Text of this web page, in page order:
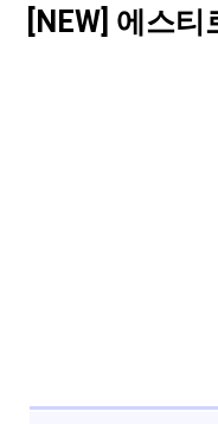
[NEW] 에스